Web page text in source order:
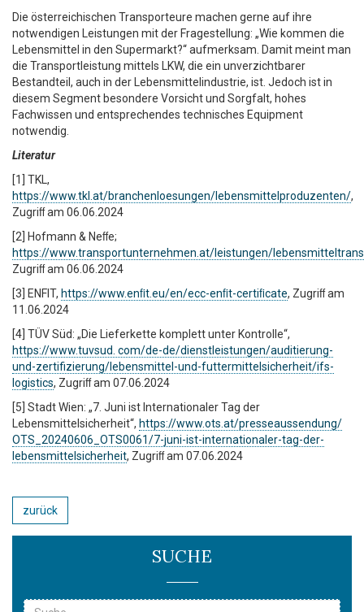
Die österreichischen Transporteure machen gerne auf ihre
notwendigen Leistungen mit der Fragestellung: „Wie kommen die
Lebensmittel in den Supermarkt?“ aufmerksam. Damit meint man
die Transportleistung mittels LKW, die ein unverzichtbarer
Bestandteil, auch in der Lebensmittelindustrie, ist. Jedoch ist in
diesem Segment besondere Vorsicht und Sorgfalt, hohes
Fachwissen und entsprechendes technisches Equipment
notwendig.
Literatur
[1] TKL,
https://www.tkl.at/branchenloesungen/lebensmittelproduzenten/,
Zugriﬀ am 06.06.2024
[2] Hofmann & Neﬀe;
https://www.transportunternehmen.at/leistungen/
Zugriﬀ am 06.06.2024
[3] ENFIT, https://www.enﬁt.eu/en/ecc-enﬁt-certiﬁcate, Zugriﬀ am
11.06.2024
[4] TÜV Süd: „Die Lieferkette komplett unter Kontrolle“,
https://www.tuvsud. com/de-de/dienstleistungen/auditierung-
und-zertifizierung/lebensmittel-und-futtermittelsicherheit/ifs-
logistics, Zugriﬀ am 07.06.2024
[5] Stadt Wien: „7. Juni ist Internationaler Tag der
Lebensmittelsicherheit“, https://www.ots.at/presseaussendung/
OTS_20240606_OTS0061/7-juni-ist-internationaler-tag-der-
lebensmittelsicherheit, Zugriﬀ am 07.06.2024
zurück
SUCHE